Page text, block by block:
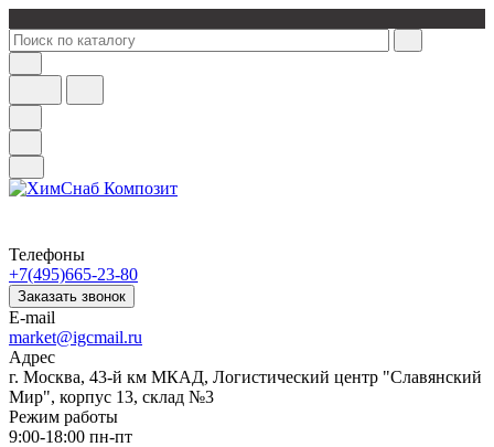
Телефоны
+7(495)665-23-80
Заказать звонок
E-mail
market@igcmail.ru
Адрес
г. Москва, 43-й км МКАД, Логистический центр "Славянский
Мир", корпус 13, склад №3
Режим работы
9:00-18:00 пн-пт